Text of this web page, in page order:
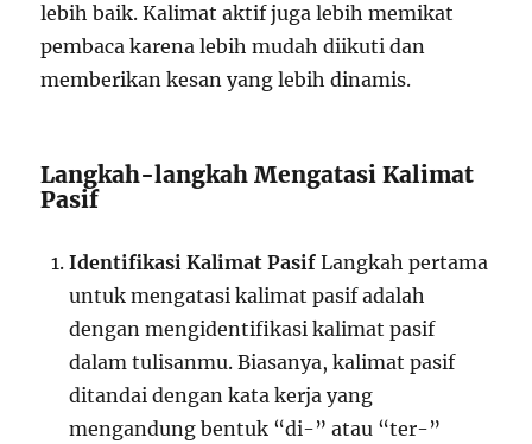
lebih baik. Kalimat aktif juga lebih memikat
pembaca karena lebih mudah diikuti dan
memberikan kesan yang lebih dinamis.
Langkah-langkah Mengatasi Kalimat
Pasif
Identifikasi Kalimat Pasif Langkah pertama
untuk mengatasi kalimat pasif adalah
dengan mengidentifikasi kalimat pasif
dalam tulisanmu. Biasanya, kalimat pasif
ditandai dengan kata kerja yang
mengandung bentuk “di-” atau “ter-”